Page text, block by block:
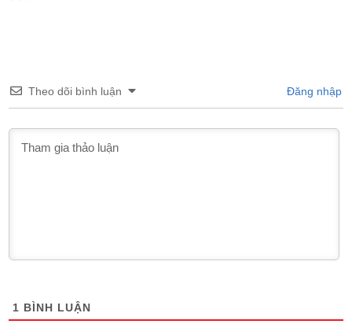
Theo dõi bình luận Đăng nhập
1 BÌNH LUẬN